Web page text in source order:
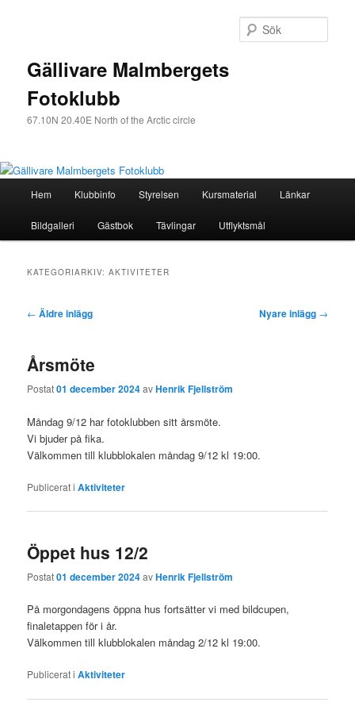
Gällivare Malmbergets
Fotoklubb
67.10N 20.40E North of the Arctic circle
Hoppa
till
Hoppa
till
Hem Klubbinfo Styrelsen Kursmaterial Länkar
Bildgalleri Gästbok Tävlingar Utflyktsmål
KATEGORIARKIV:AKTIVITETER
Inläggsnavigering
← Äldre inlägg Nyare inlägg →
Årsmöte
Postat01 december 2024avHenrik Fjellström
Måndag 9/12 har fotoklubben sitt årsmöte.
Vi bjuder på fika.
Välkommen till klubblokalen måndag 9/12 kl 19:00.
Publicerat i Aktiviteter
Öppet hus 12/2
Postat01 december 2024avHenrik Fjellström
På morgondagens öppna hus fortsätter vi med bildcupen,
finaletappen för i år.
Välkommen till klubblokalen måndag 2/12 kl 19:00.
Publicerat i Aktiviteter